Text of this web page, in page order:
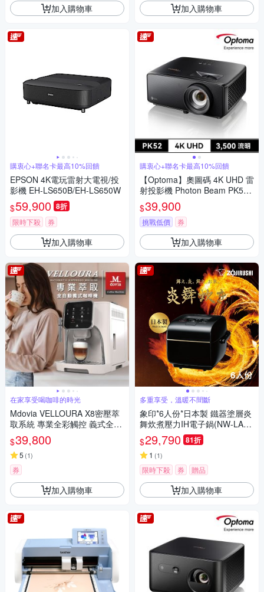
加入購物車
購衷心+聯名卡最高10%回饋
EPSON 4K電玩雷射大電視/投
影機 EH-LS650B/EH-LS650W
$59,900 8折
限時下殺 券
加入購物車
在家享受喝咖啡的時光
Mdovia VELLOURA X8密壓萃
取系統 專業全彩觸控 義式全自
動咖啡機
$39,800
5 (1)
券
加入購物車
加入購物車
購衷心+聯名卡最高10%回饋
【Optoma】奧圖碼 4K UHD 雷
射投影機 Photon Beam PK52
睛嘆號
$39,900
挑戰低價 券
加入購物車
多重享受，溫暖不間斷
象印*6人份*日本製 鐵器塗層炎
舞炊煮壓力IH電子鍋(NW-LAF1
0)(快)
$29,790 81折
1 (1)
限時下殺 券 贈品
加入購物車